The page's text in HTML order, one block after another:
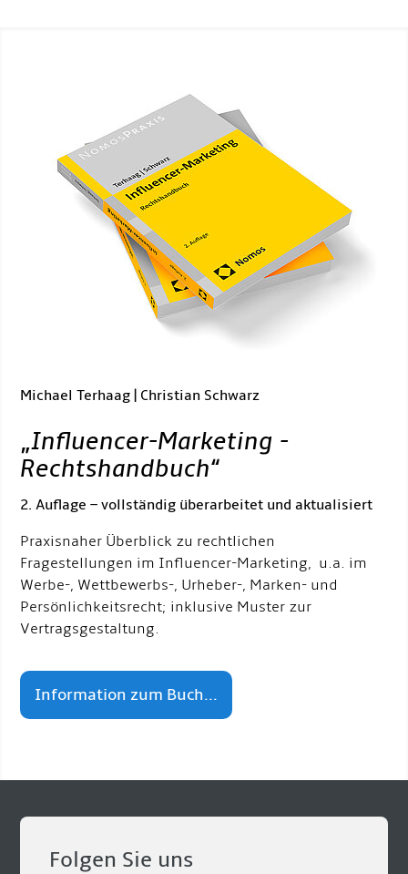
Michael Terhaag | Christian Schwarz
„Influencer-Marketing -
Rechtshandbuch“
2. Auflage – vollständig überarbeitet und aktualisiert
Praxisnaher Überblick zu rechtlichen
Fragestellungen im Influencer-Marketing, u.a. im
Werbe-, Wettbewerbs-, Urheber-, Marken- und
Persönlichkeitsrecht; inklusive Muster zur
Vertragsgestaltung.
Information zum Buch...
Folgen Sie uns